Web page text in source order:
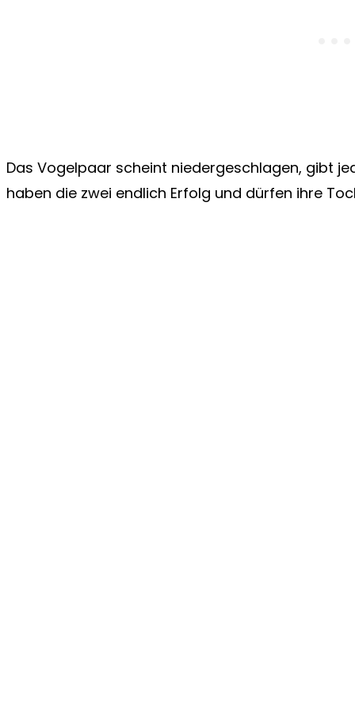
Das Vogelpaar scheint niedergeschlagen, gibt
haben die zwei endlich Erfolg und dürfen ihre